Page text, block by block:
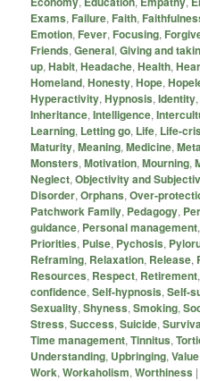
Exams, Failure, Faith,
Emotion, Fever, Focusing,
Friends,General,Giving and
up,Habit,Headache,Health,
Homeland,Honesty,Hope,
Hyperactivity,Hypnosis,Identity
Inheritance,Intelligence,
Learning, Letting go, Life, Life-
Maturity,Meaning,Medicine,
Monsters,Motivation,Mourning,
Neglect,Objectivity and
Disorder,Orphans,Over-
Patchwork Family, Pedagogy,
guidance, Personal management,
Priorities, Pulse, Pychosis,
Reframing, Relaxation, Release,
Resources, Respect, Retirement,
confidence,Self-hypnosis,Self-
Sexuality,Shyness,Smoking,
Stress,Success,Suicide,
Time management,Tinnitus,
Understanding, Upbringing,Value
Work,Workaholism,Worthiness |